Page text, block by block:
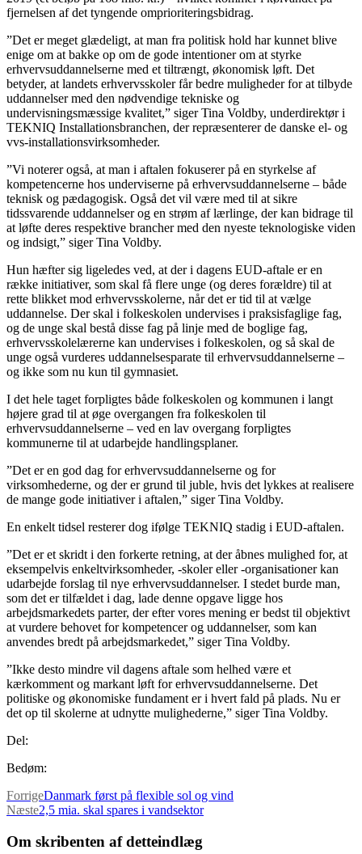
fjernelsen af det tyngende omprioriteringsbidrag.
”Det er meget glædeligt, at man fra politisk hold har kunnet blive
enige om at bakke op om de gode intentioner om at styrke
erhvervsuddannelserne med et tiltrængt, økonomisk løft. Det
betyder, at landets erhvervsskoler får bedre muligheder for at tilbyde
uddannelser med den nødvendige tekniske og
undervisningsmæssige kvalitet,” siger Tina Voldby, underdirektør i
TEKNIQ Installationsbranchen, der repræsenterer de danske el- og
vvs-installationsvirksomheder.
”Vi noterer også, at man i aftalen fokuserer på en styrkelse af
kompetencerne hos underviserne på erhvervsuddannelserne – både
teknisk og pædagogisk. Også det vil være med til at sikre
tidssvarende uddannelser og en strøm af lærlinge, der kan bidrage til
at løfte deres respektive brancher med den nyeste teknologiske viden
og indsigt,” siger Tina Voldby.
Hun hæfter sig ligeledes ved, at der i dagens EUD-aftale er en
række initiativer, som skal få flere unge (og deres forældre) til at
rette blikket mod erhvervsskolerne, når det er tid til at vælge
uddannelse. Der skal i folkeskolen undervises i praksisfaglige fag,
og de unge skal bestå disse fag på linje med de boglige fag,
erhvervsskolelærerne kan undervises i folkeskolen, og så skal de
unge også vurderes uddannelsesparate til erhvervsuddannelserne –
og ikke som nu kun til gymnasiet.
I det hele taget forpligtes både folkeskolen og kommunen i langt
højere grad til at øge overgangen fra folkeskolen til
erhvervsuddannelserne – ved en lav overgang forpligtes
kommunerne til at udarbejde handlingsplaner.
”Det er en god dag for erhvervsuddannelserne og for
virksomhederne, og der er grund til juble, hvis det lykkes at realisere
de mange gode initiativer i aftalen,” siger Tina Voldby.
En enkelt tidsel resterer dog ifølge TEKNIQ stadig i EUD-aftalen.
”Det er et skridt i den forkerte retning, at der åbnes mulighed for, at
eksempelvis enkeltvirksomheder, -skoler eller -organisationer kan
udarbejde forslag til nye erhvervsuddannelser. I stedet burde man,
som det er tilfældet i dag, lade denne opgave ligge hos
arbejdsmarkedets parter, der efter vores mening er bedst til objektivt
at vurdere behovet for kompetencer og uddannelser, som kan
anvendes bredt på arbejdsmarkedet,” siger Tina Voldby.
”Ikke desto mindre vil dagens aftale som helhed være et
kærkomment og markant løft for erhvervsuddannelserne. Det
politiske og økonomiske fundament er i hvert fald på plads. Nu er
det op til skolerne at udnytte mulighederne,” siger Tina Voldby.
Del:
Bedøm:
ForrigeDanmark først på flexible sol og vind
Næste2,5 mia. skal spares i vandsektor
Om skribenten af detteindlæg